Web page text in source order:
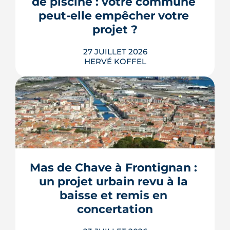
déjà le juge consultatif des normes.
LIRE L'ARTICLE
peut-elle empêcher votre
projet ?
27 JUILLET 2026
HERVÉ KOFFEL
Construire une piscine sur son propre
terrain n'a rien d'un droit acquis. Entre
les règles du PLU et les arrêtés
sécheresse, plusieurs mécanismes
peuvent bloquer le bassin, ou son
remplissage.
LIRE L'ARTICLE
Mas de Chave à Frontignan :
un projet urbain revu à la
baisse et remis en
concertation